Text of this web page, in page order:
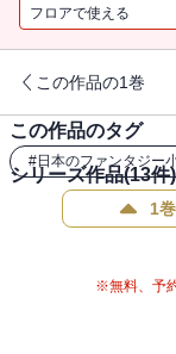
本ファンタジーの歴
フロアで使える
この作品の1巻
この作品のタグ
#日本のファンタジー
シリーズ作品(13件)
1
※無料、予